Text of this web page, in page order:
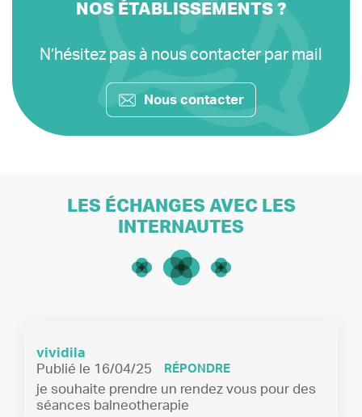
NOS ÉTABLISSEMENTS ?
N’hésitez pas à nous contacter par mail
Nous contacter
LES ÉCHANGES AVEC LES
INTERNAUTES
vividila
Publié le 16/04/25
RÉPONDRE
je souhaite prendre un rendez vous pour des
séances balneotherapie